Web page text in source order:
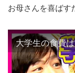
お母さんを喜ばす